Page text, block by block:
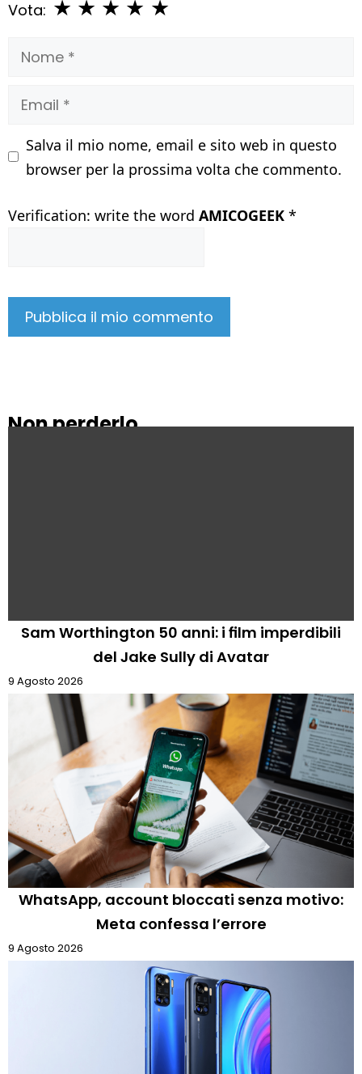
Vota: ★
★
★
★
★
Nome
Email
Salva il mio nome, email e sito web in questo
browser per la prossima volta che commento.
Verification: write the word AMICOGEEK *
Non perderlo
Sam Worthington 50 anni: i film imperdibili
del Jake Sully di Avatar
9 Agosto 2026
WhatsApp, account bloccati senza motivo:
Meta confessa l’errore
9 Agosto 2026